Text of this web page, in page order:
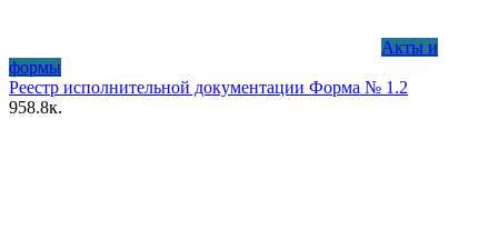
Акты и
формы
Реестр исполнительной документации Форма № 1.2
958.8к.